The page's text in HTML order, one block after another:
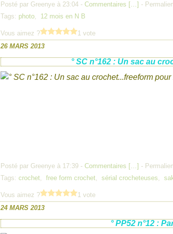
Posté par Greenye à 23:04 - Commentaires […] -
Tags: photo, 12 mois en N B
Vous aimez ?
1 vote
26 MARS 2013
° SC n°162 : Un sac au
Posté par Greenye à 17:39 - Commentaires […] -
Tags: crochet, free form crochet, sérial crocheteuses,
Vous aimez ?
1 vote
24 MARS 2013
° PP52 n°12 :